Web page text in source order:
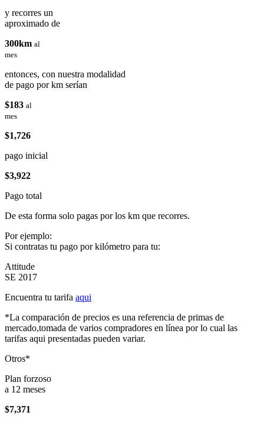
y recorres un
aproximado de
300km al
mes
entonces, con nuestra modalidad
de pago por km serían
$183 al
mes
$1,726
pago inicial
$3,922
Pago total
De esta forma solo pagas por los km que recorres.
Por ejemplo:
Si contratas tu pago por kilómetro para tu:
Attitude
SE 2017
Encuentra tu tarifa aqui
*La comparación de precios es una referencia de primas de
mercado,tomada de varios compradores en línea por lo cual las
tarifas aqui presentadas pueden variar.
Otros*
Plan forzoso
a 12 meses
$7,371